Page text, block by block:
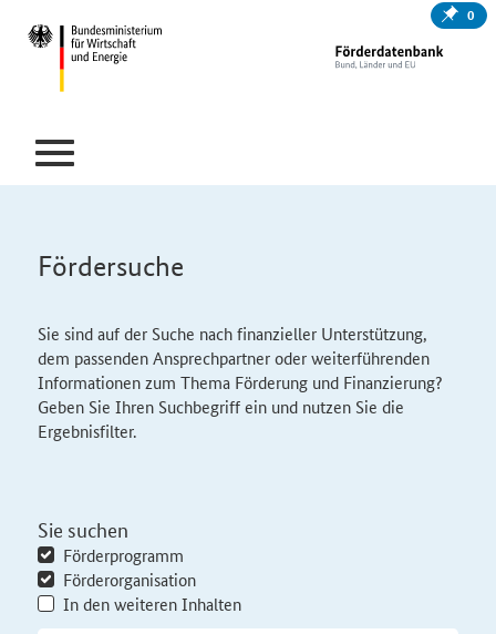
0
Fördersuche
Sie sind auf der Suche nach finanzieller Unterstützung,
dem passenden Ansprechpartner oder weiterführenden
Informationen zum Thema Förderung und Finanzierung?
Geben Sie Ihren Suchbegriff ein und nutzen Sie die
Ergebnisfilter.
Sie suchen
Förderprogramm
Förderorganisation
In den weiteren Inhalten